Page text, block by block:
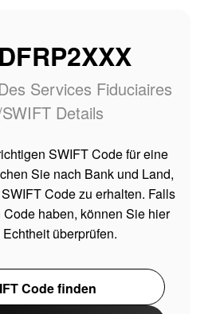
Services Fiduciaires
Details
SWIFT Code für eine
Sie nach Bank und Land,
Code zu erhalten. Falls
haben, können Sie hier
überprüfen.
Code finden